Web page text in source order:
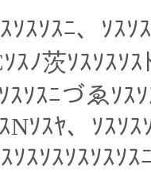
ｿｽｿｽﾆ、ｿｽ
ｽﾉ茨ｿｽｿｽｿ
ｽｿｽﾆづゑｿｽ
Nｿｽﾔ、ｿｽｿ
ｿｽｿｽｿｽｿｽｿ